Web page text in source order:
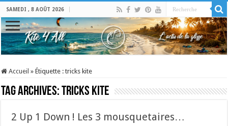
SAMEDI , 8 AOÛT 2026
Accueil » Étiquette :tricks kite
Tag Archives:tricks kite
2 Up 1 Down ! Les 3 mousquetaires…